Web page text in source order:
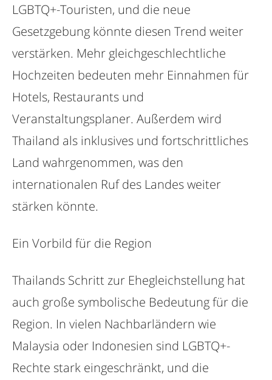
LGBTQ+-Touristen, und die neue
Gesetzgebung könnte diesen Trend weiter
verstärken. Mehr gleichgeschlechtliche
Hochzeiten bedeuten mehr Einnahmen für
Hotels, Restaurants und
Veranstaltungsplaner. Außerdem wird
Thailand als inklusives und fortschrittliches
Land wahrgenommen, was den
internationalen Ruf des Landes weiter
stärken könnte.
Ein Vorbild für die Region
Thailands Schritt zur Ehegleichstellung hat
auch große symbolische Bedeutung für die
Region. In vielen Nachbarländern wie
Malaysia oder Indonesien sind LGBTQ+-
Rechte stark eingeschränkt, und die